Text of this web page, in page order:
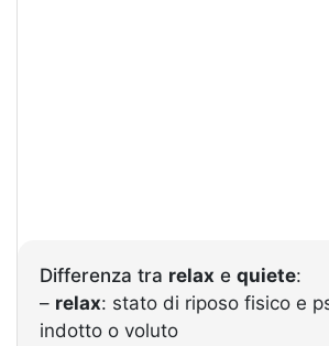
Differenza tra relax e quiete:
– relax: stato di riposo fisico e
indotto o voluto